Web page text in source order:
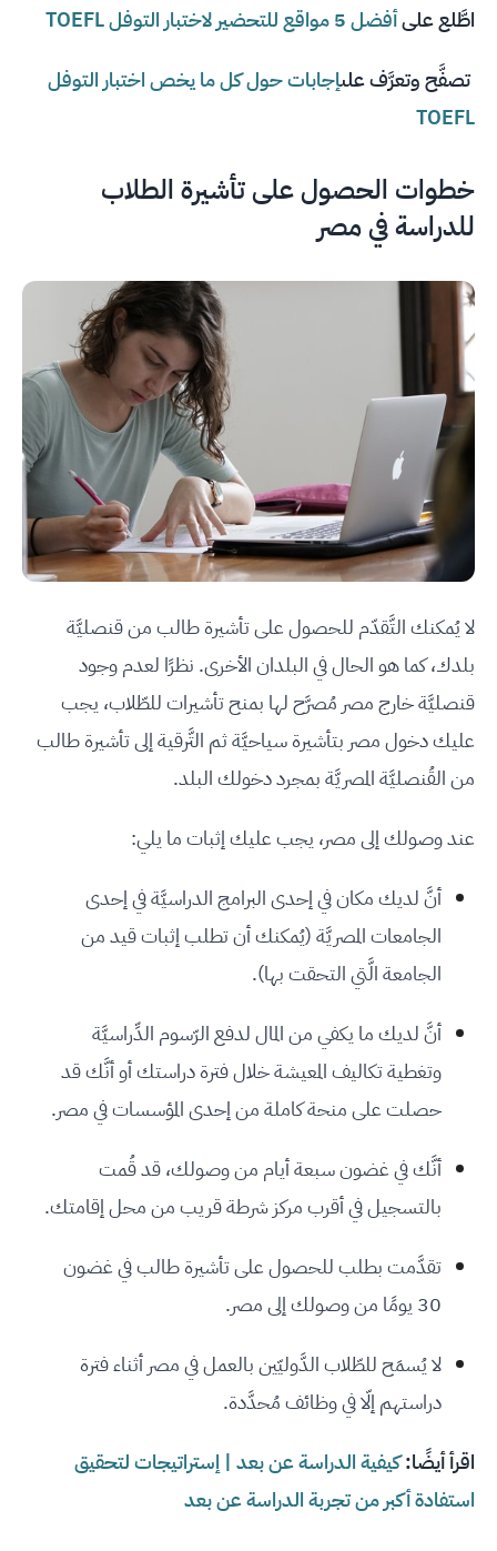
اطَّلع علىأفضل 5 مواقع للتحضير لاختبار التوفل TOEFL
تصفَّح وتعرَّف علىإجابات حول كل ما يخص اختبار التوفل
TOEFL
خطوات الحصول على تأشيرة الطلاب
للدراسة في مصر
لا يُمكنك التَّقدّم للحصول على تأشيرة طالب من قنصليَّة
بلدك، كما هو الحال في البلدان الأخرى. نظرًا لعدم وجود
قنصليَّة خارج مصر مُصرَّح لها بمنح تأشيرات للطّلاب، يجب
عليك دخول مصر بتأشيرة سياحيَّة ثم التَّرقية إلى تأشيرة طالب
من القُنصليَّة المصريَّة بمجرد دخولك البلد.
عند وصولك إلى مصر، يجب عليك إثبات ما يلي:
أنَّ لديك مكان في إحدى البرامج الدراسيَّة في إحدى
الجامعات المصريَّة (يُمكنك أن تطلب إثبات قيد من
الجامعة الَّتي التحقت بها).
أنَّ لديك ما يكفي من المال لدفع الرّسوم الدِّراسيَّة
وتغطية تكاليف المعيشة خلال فترة دراستك أو أنَّك قد
حصلت على منحة كاملة من إحدى المؤسسات في مصر.
أنَّك في غضون سبعة أيام من وصولك، قد قُمت
بالتسجيل في أقرب مركز شرطة قريب من محل إقامتك.
تقدَّمت بطلب للحصول على تأشيرة طالب في غضون
30 يومًا من وصولك إلى مصر.
لا يُسمَح للطّلاب الدَّوليّين بالعمل في مصر أثناء فترة
دراستهم إلّا في وظائف مُحدَّدة.
اقرأ أيضًا:كيفية الدراسة عن بعد | إستراتيجات لتحقيق
استفادة أكبر من تجربة الدراسة عن بعد